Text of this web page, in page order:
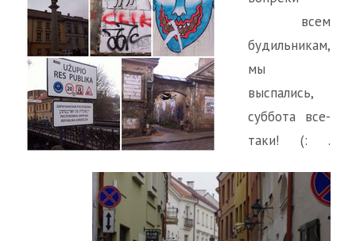
всем
будильникам,
мы
выспались,
суббота все-
таки! (: .